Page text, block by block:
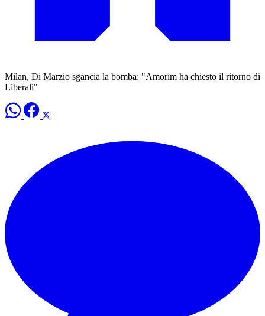
Milan, Di Marzio sgancia la bomba: "Amorim ha chiesto il ritorno di
Liberali"